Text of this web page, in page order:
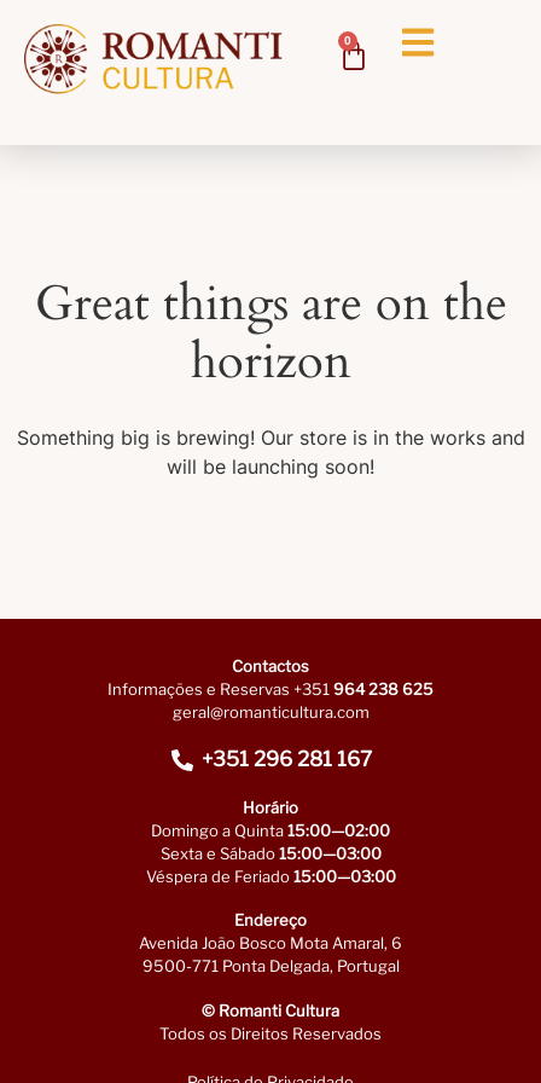
0
Great things are on the
horizon
Something big is brewing! Our store is in the works and
will be launching soon!
Contactos
Informações e Reservas +351964 238 625
geral@romanticultura.com
+351 296 281 167
Horário
Domingo a Quinta15:00—02:00
Sexta e Sábado15:00—03:00
Véspera de Feriado15:00—03:00
Endereço
Avenida João Bosco Mota Amaral, 6
9500-771 Ponta Delgada, Portugal
© Romanti Cultura
Todos os Direitos Reservados